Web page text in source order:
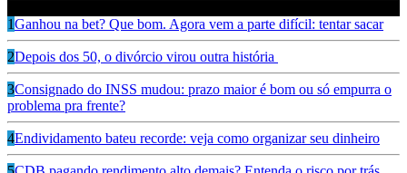
1Ganhou na bet? Que bom. Agora vem a parte difícil: tentar sacar
2Depois dos 50, o divórcio virou outra história
3Consignado do INSS mudou: prazo maior é bom ou só empurra o
problema pra frente?
4Endividamento bateu recorde: veja como organizar seu dinheiro